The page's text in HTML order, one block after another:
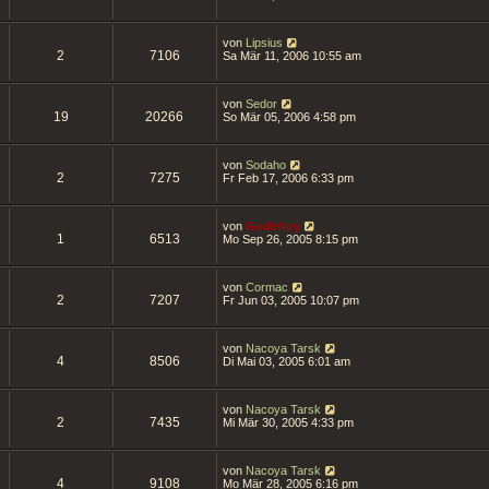
2 7106
von Lipsius
Sa Mär 11, 2006 10:55 am
19 20266
von Sedor
So Mär 05, 2006 4:58 pm
2 7275
von Sodaho
Fr Feb 17, 2006 6:33 pm
1 6513
von Godefroy
Mo Sep 26, 2005 8:15 pm
2 7207
von Cormac
Fr Jun 03, 2005 10:07 pm
4 8506
von Nacoya Tarsk
Di Mai 03, 2005 6:01 am
2 7435
von Nacoya Tarsk
Mi Mär 30, 2005 4:33 pm
4 9108
von Nacoya Tarsk
Mo Mär 28, 2005 6:16 pm